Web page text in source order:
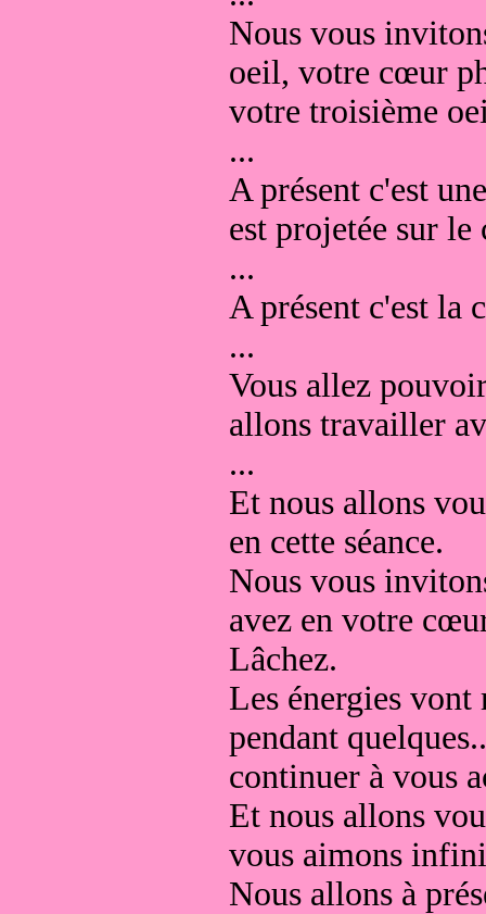
Nous vous
oeil, votre cœur
votre troisième
...
A présent c'est
est projetée sur
...
A présent c'est la
...
Vous allez
allons travailler
...
Et nous allons
en cette séance.
Nous vous
avez en votre
Lâchez.
Les énergies vont
pendant
continuer à vous
Et nous allons
vous aimons
Nous allons à